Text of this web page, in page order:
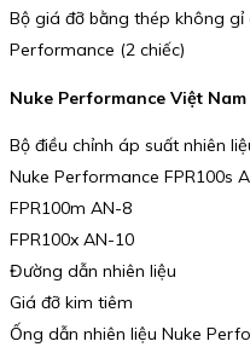
Bộ giá đỡ bằng thép không gỉ
Performance (2 chiếc)
Nuke Performance Việt Nam
Bộ điều chỉnh áp suất nhiên
Nuke Performance FPR100s
FPR100m AN-8
FPR100x AN-10
Đường dẫn nhiên liệu
Giá đỡ kim tiêm
Ống dẫn nhiên liệu Nuke